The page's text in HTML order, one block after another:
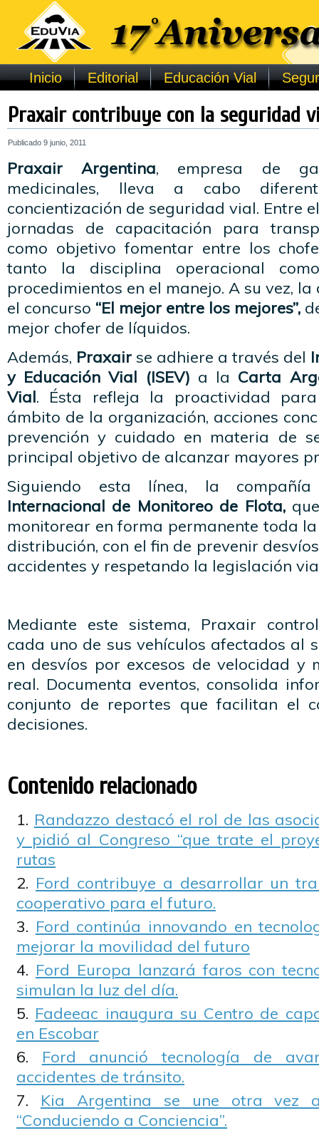
Inicio Editorial Educación Vial
Praxair contribuye con la seguridad
Publicado 9 junio, 2011
Praxair Argentina, empresa de
medicinales, lleva a cabo
concientización de seguridad vial. Entre
jornadas de capacitación para
como objetivo fomentar entre los
tanto la disciplina operacional
procedimientos en el manejo. A su vez,
el concurso “El mejor entre los mejores”,
mejor chofer de líquidos.
Además, Praxair se adhiere a través del
y Educación Vial (ISEV) a la Carta
Vial. Ésta refleja la proactividad
ámbito de la organización, acciones
prevención y cuidado en materia de
principal objetivo de alcanzar mayores
Siguiendo esta línea, la
Internacional de Monitoreo de Flota,
monitorear en forma permanente toda
distribución, con el fin de prevenir
accidentes y respetando la legislación
Mediante este sistema, Praxair
cada uno de sus vehículos afectados al
en desvíos por excesos de velocidad y
real. Documenta eventos, consolida
conjunto de reportes que facilitan el
decisiones.
Contenido relacionado
Randazzo destacó el rol de las
y pidió al Congreso “que trate el
rutas
Ford contribuye a desarrollar un
cooperativo para el futuro.
Ford continúa innovando en
mejorar la movilidad del futuro
Ford Europa lanzará faros con
simulan la luz del día.
Fadeeac inaugura su Centro de
en Escobar
Ford anunció tecnología de
accidentes de tránsito.
Kia Argentina se une otra vez
“Conduciendo a Conciencia”.